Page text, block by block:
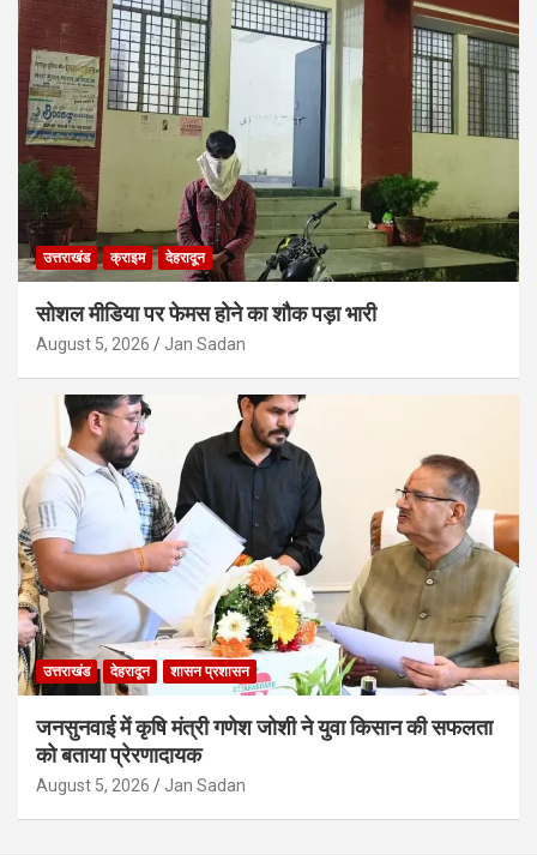
उत्तराखंड क्राइम देहरादून
सोशल मीडिया पर फेमस होने का शौक पड़ा भारी
August 5, 2026 Jan Sadan
उत्तराखंड देहरादून शासन प्रशासन
जनसुनवाई में कृषि मंत्री गणेश जोशी ने युवा किसान की सफलता
को बताया प्रेरणादायक
August 5, 2026 Jan Sadan